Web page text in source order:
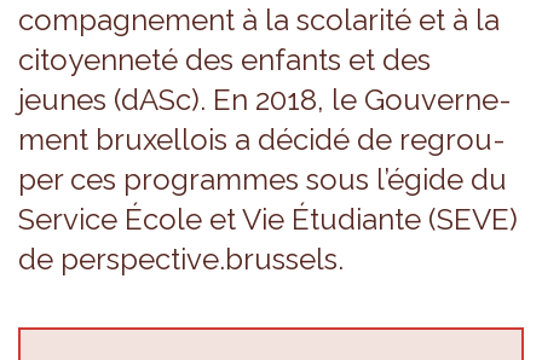
com­pa­gne­ment à la sco­la­rité et à la
citoyen­neté des enfants et des
jeunes (dASc). En 2018, le Gou­ver­ne­
ment bruxel­lois a décidé de regrou­
per ces pro­grammes sous l’égide du
Ser­vice École et Vie Étu­diante (SEVE)
de pers­pec­tive.brus­sels.